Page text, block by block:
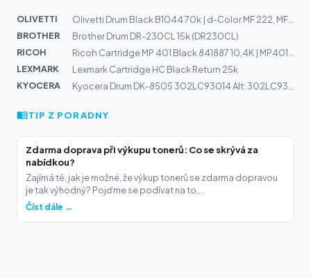
OLIVETTI
Olivetti Drum Black B1044 70k | d-Color MF 222, MF282,...
BROTHER
Brother Drum DR-230CL 15k (DR230CL)
RICOH
Ricoh Cartridge MP 401 Black 841887 10,4K | MP401, SP45...
LEXMARK
Lexmark Cartridge HC Black Return 25k
KYOCERA
Kyocera Drum DK-8505 302LC93014 Alt: 302LC93010, 302LC9...
TIP Z PORADNY
Zdarma doprava při výkupu tonerů: Co se skrývá za
nabídkou?
Zajímá tě, jak je možné, že výkup tonerů se zdarma dopravou
je tak výhodný? Pojďme se podívat na to,...
Číst dále →